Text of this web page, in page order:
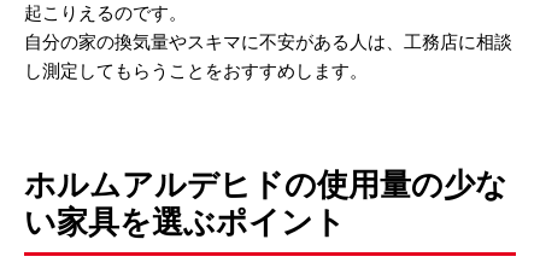
起こりえるのです。
自分の家の換気量やスキマに不安がある人は、工務店に相談
し測定してもらうことをおすすめします。
ホルムアルデヒドの使用量の少な
い家具を選ぶポイント